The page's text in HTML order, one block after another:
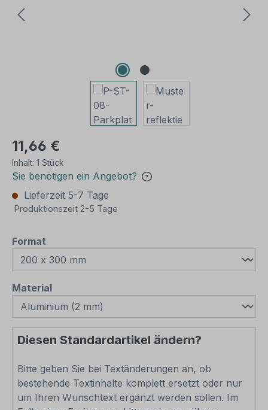
11,66 €
Inhalt: 1 Stück
Sie benötigen ein Angebot?
Lieferzeit 5-7 Tage
Produktionszeit 2-5 Tage
Format
Materialauswählen
Diesen Standardartikel ändern?
Bitte geben Sie bei Textänderungen an, ob
bestehende Textinhalte komplett ersetzt oder nur
um Ihren Wunschtext ergänzt werden sollen. Im